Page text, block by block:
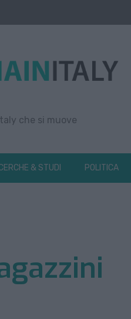
che si muove
& STUDI POLITICA